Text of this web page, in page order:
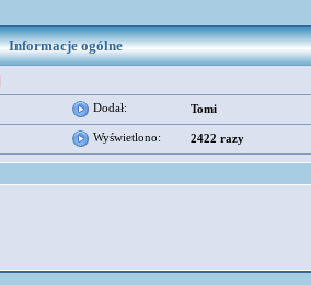
Informacje ogólne
Dodał: Tomi
Wyświetlono: 2422 razy